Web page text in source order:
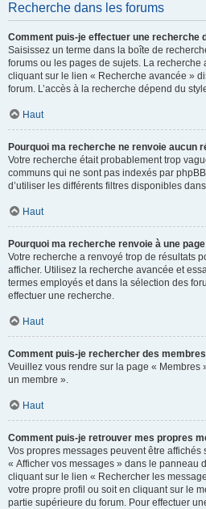
Recherche dans les forums
Comment puis-je effectuer une recherche
Saisissez un terme dans la boîte de
forums ou les pages de sujets. La recherche
cliquant sur le lien « Recherche avancée »
forum. L’accès à la recherche dépend du
Haut
Pourquoi ma recherche ne renvoie aucun
Votre recherche était probablement trop
communs qui ne sont pas indexés par
d’utiliser les différents filtres disponibles
Haut
Pourquoi ma recherche renvoie à une
Votre recherche a renvoyé trop de résultats
afficher. Utilisez la recherche avancée et
termes employés et dans la sélection des
effectuer une recherche.
Haut
Comment puis-je rechercher des
Veuillez vous rendre sur la page « Membres
un membre ».
Haut
Comment puis-je retrouver mes propres
Vos propres messages peuvent être affichés
« Afficher vos messages » dans le panneau
cliquant sur le lien « Rechercher les
votre propre profil ou soit en cliquant sur le
partie supérieure du forum. Pour effectuer